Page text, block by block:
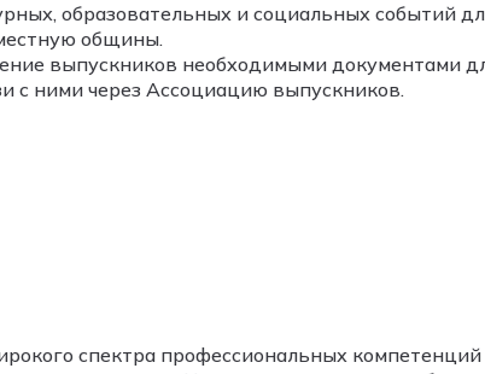
образовательных и социальных событий
общины.
выпускников необходимыми документами
с ними через Ассоциацию выпускников.
спектра профессиональных